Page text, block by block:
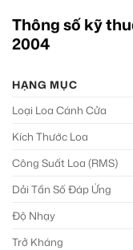
Thông số kỹ
2004
HẠNG MỤC
Loại Loa Cánh Cửa
Kích Thước Loa
Công Suất Loa (RMS)
Dải Tần Số Đáp Ứng
Độ Nhạy
Trở Kháng